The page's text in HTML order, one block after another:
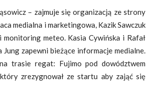
– zajmuje się organizacją ze strony
medialna i marketingowa, Kazik Sawczuk
meteo. Kasia Cywińska i Rafał
zapewni bieżące informacje medialne.
trasie regat: Fujimo pod dowództwem
zrezygnował ze startu aby zająć się